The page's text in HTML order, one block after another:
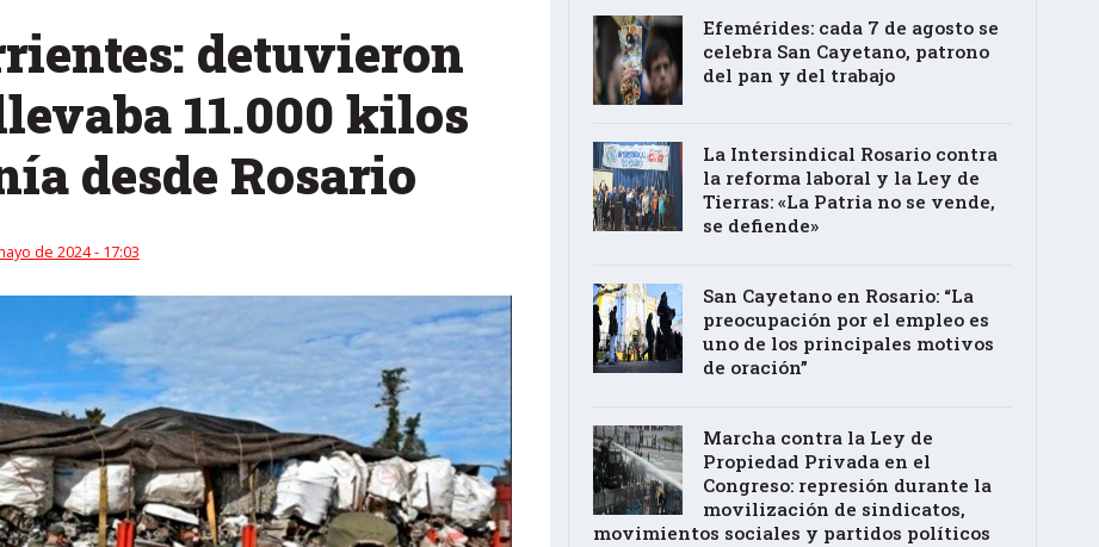
detuvieron
11.000 kilos
desde Rosario
de 2024 - 17:03
Efemérides: cada 7 de agosto se
celebra San Cayetano, patrono
del pan y del trabajo
La Intersindical Rosario contra
la reforma laboral y la Ley de
Tierras: «La Patria no se vende,
se defiende»
San Cayetano en Rosario: “La
preocupación por el empleo es
uno de los principales motivos
de oración”
Marcha contra la Ley de
Propiedad Privada en el
Congreso: represión durante la
movilización de sindicatos,
movimientos sociales y partidos políticos